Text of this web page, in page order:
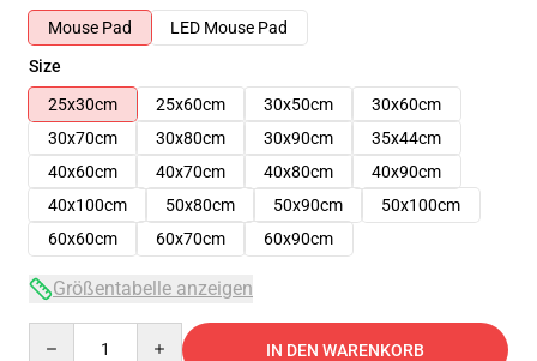
Mouse Pad
LED Mouse Pad
Size
25x30cm
25x60cm 30x50cm
30x60cm
30x70cm
30x80cm 30x90cm
35x44cm
40x60cm
40x70cm 40x80cm
40x90cm
40x100cm
50x80cm 50x90cm
50x100cm
60x60cm
60x70cm 60x90cm
Größentabelle anzeigen
IN DEN WARENKORB